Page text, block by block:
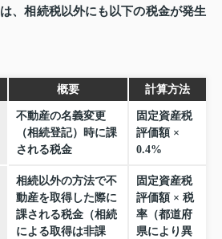
、相続税以外にも以下の税金が発生
概要 計算方法
不動産の名義変更
（相続登記）時に課
される税金
固定資産税
評価額 ×
0.4%
相続以外の方法で不
動産を取得した際に
課される税金（相続
による取得は非課
固定資産税
評価額 × 税
率（都道府
県により異